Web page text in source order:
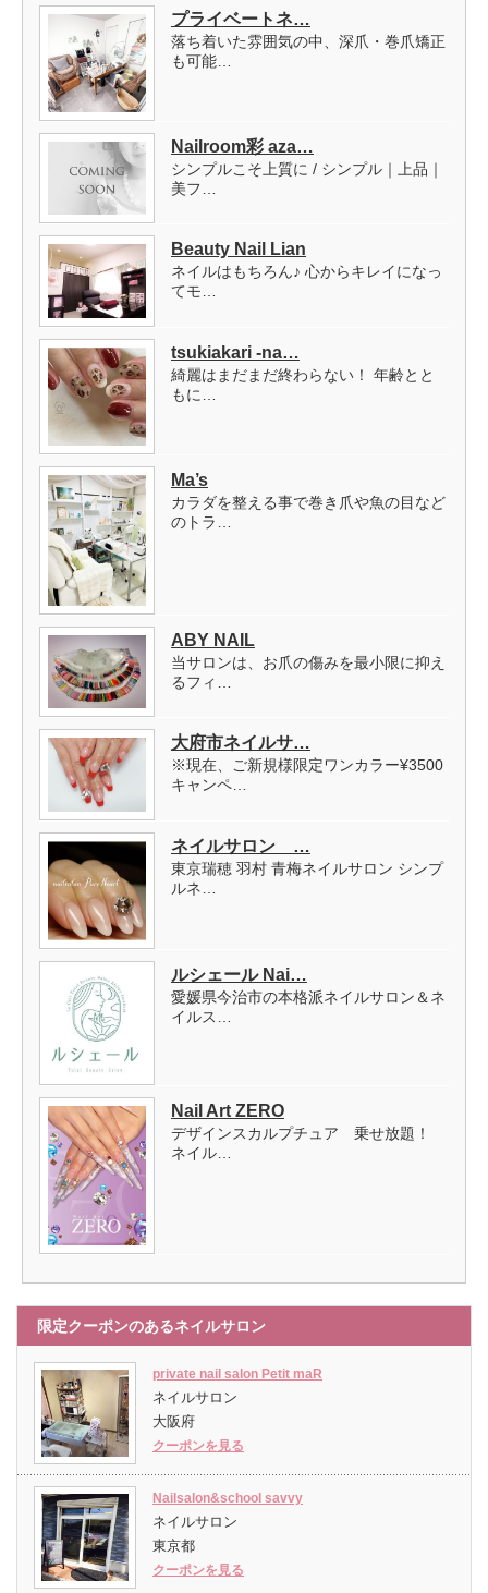
プライベートネ…
落ち着いた雰囲気の中、深爪・巻爪矯正
も可能…
Nailroom彩 aza…
シンプルこそ上質に / シンプル｜上品｜
美フ…
Beauty Nail Lian
ネイルはもちろん♪ 心からキレイになっ
てモ…
tsukiakari -na…
綺麗はまだまだ終わらない！ 年齢とと
もに…
Ma’s
カラダを整える事で巻き爪や魚の目など
のトラ…
ABY NAIL
当サロンは、お爪の傷みを最小限に抑え
るフィ…
大府市ネイルサ…
※現在、ご新規様限定ワンカラー¥3500
キャンペ…
ネイルサロン …
東京瑞穂 羽村 青梅ネイルサロン シンプ
ルネ…
ルシェール Nai…
愛媛県今治市の本格派ネイルサロン＆ネ
イルス…
Nail Art ZERO
デザインスカルプチュア 乗せ放題！
ネイル…
限定クーポンのあるネイルサロン
private nail salon Petit maR
ネイルサロン
大阪府
クーポンを見る
Nailsalon&school savvy
ネイルサロン
東京都
クーポンを見る